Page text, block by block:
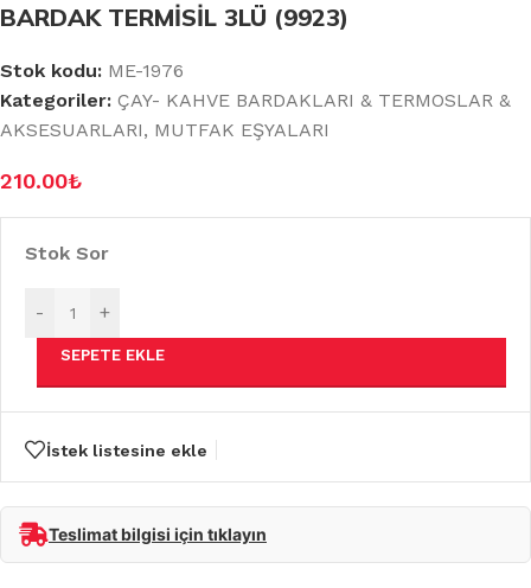
BARDAK TERMİSİL 3LÜ (9923)
Stok kodu: ME-1976
Kategoriler: ÇAY- KAHVE BARDAKLARI & TERMOSLAR &
AKSESUARLARI, MUTFAK EŞYALARI
210.00₺
Stok Sor
- +
SEPETE EKLE
İstek listesine ekle
Teslimat bilgisi için tıklayın